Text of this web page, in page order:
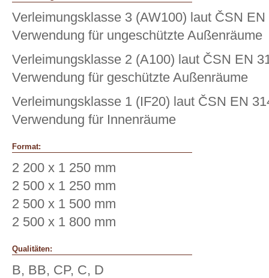
Verleimungsklasse 3 (AW100) laut ČSN EN
Verwendung für ungeschützte Außenräume
Verleimungsklasse 2 (A100) laut ČSN EN
Verwendung für geschützte Außenräume
Verleimungsklasse 1 (IF20) laut ČSN EN
Verwendung für Innenräume
Format:
2 200 x 1 250 mm
2 500 x 1 250 mm
2 500 x 1 500 mm
2 500 x 1 800 mm
Qualitäten:
B, BB, CP, C, D